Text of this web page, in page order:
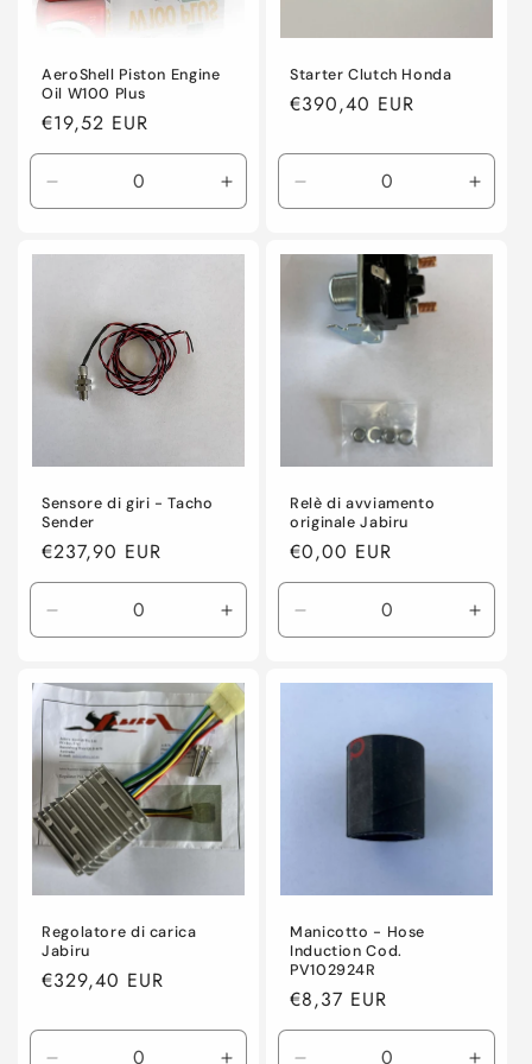
AeroShell Piston Engine
Oil W100 Plus
Prezzo
di
listino
€19,52 EUR
Diminuisci
quantità
Aumenta
quantità
Starter Clutch Honda
Prezzo
listino
€390,40 EUR
Diminuisci
quantità
Default
Title
Sensore di giri - Tacho
Sender
Prezzo
di
listino
€237,90 EUR
Diminuisci
quantità
Default
Title
Aumenta
quantità
Default
Title
Relè di avviamento
originale Jabiru
Prezzo
di
listino
€0,00 EUR
Diminuisci
quantità
Regolatore di carica
Jabiru
Prezzo
listino
€329,40 EUR
Manicotto - Hose
Induction Cod.
PV102924R
Prezzo
di
listino
€8,37 EUR